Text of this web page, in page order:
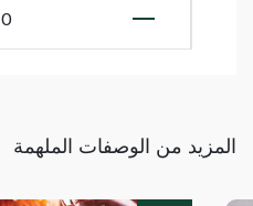
0
المزيد من الوصفات الملهمة